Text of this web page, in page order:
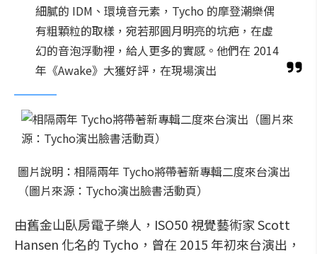
細膩的 IDM、環境音元素，Tycho 的摩登潮樂偶
有粗顆粒的取樣，宛若那圓月明亮的坑疤，在虛
幻的音泡浮動裡，給人更多的實感。他們在 2014
年《Awake》大獲好評，在現場演出
圖片說明：相隔兩年 Tycho將帶著新專輯二度來台演出
（圖片來源：Tycho演出臉書活動頁）
由舊金山臥房電子樂人，ISO50 視覺藝術家 Scott
Hansen 化名的 Tycho，曾在 2015 年初來台演出，